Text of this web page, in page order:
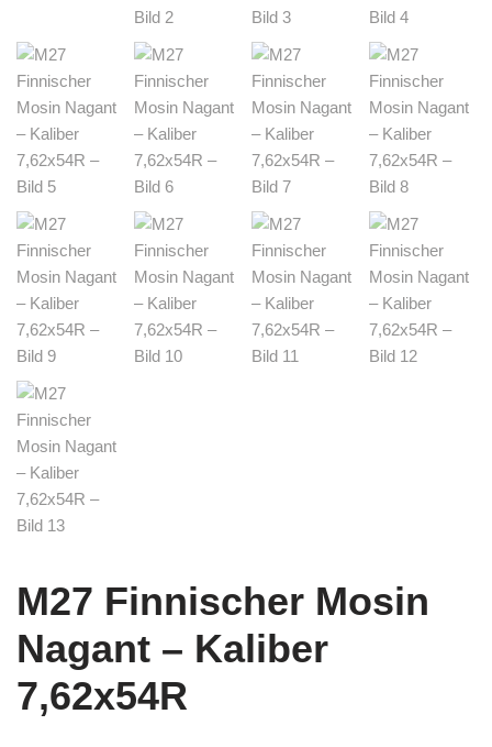
M27 Finnischer Mosin
Nagant – Kaliber
7,62x54R